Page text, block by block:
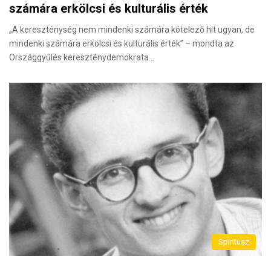
számára erkölcsi és kulturális érték
„A kereszténység nem mindenki számára kötelező hit ugyan, de
mindenki számára erkölcsi és kulturális érték” – mondta az
Országgyűlés kereszténydemokrata…
Spiritusz